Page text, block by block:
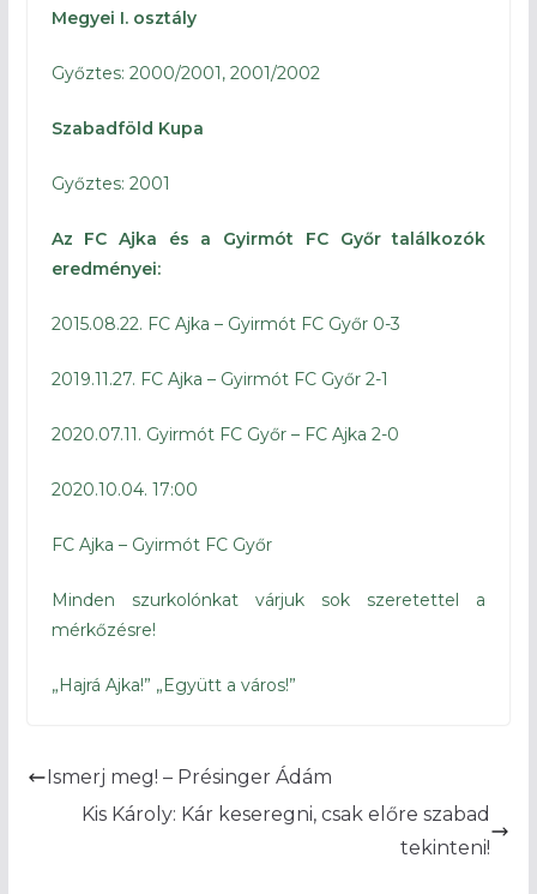
Megyei I. osztály
Győztes: 2000/2001, 2001/2002
Szabadföld Kupa
Győztes: 2001
Az FC Ajka és a Gyirmót FC Győr találkozók
eredményei:
2015.08.22. FC Ajka – Gyirmót FC Győr 0-3
2019.11.27. FC Ajka – Gyirmót FC Győr 2-1
2020.07.11. Gyirmót FC Győr – FC Ajka 2-0
2020.10.04. 17:00
FC Ajka – Gyirmót FC Győr
Minden szurkolónkat várjuk sok szeretettel a
mérkőzésre!
„Hajrá Ajka!” „Együtt a város!”
Ismerj meg! – Présinger Ádám
Kis Károly: Kár keseregni, csak előre szabad
tekinteni!